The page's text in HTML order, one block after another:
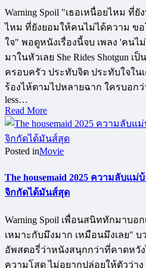
Warning Spoil "เธอเหนื่อยไหม ที่
ไหม ที่ยังยอมให้คนไม่ได้ความ ข
ใจ" พอดูหนังเรื่องนี้จบ เพลง 'คนไ
มาในหัวเลย She Rides Shotgun
ครอบครัว ประทับจิต ประทับใจใ
ร้องไห้ตามไปหลายฉาก ใครบอกว่า
less…
Read More
Posted inMovie
The housemaid 2025 ความลับแ
จิกกัดได้มันส์สุด
Warning Spoil เพื่อนสนิททักมาบอ
เหมาะกับมึงมาก เหมือนมึงเลย"
อัพสตอรี่ว่าหนังสนุกกว่าที่คาดหวัง
ความโสด ไม่อยากปล่อยให้ตัวว่าง